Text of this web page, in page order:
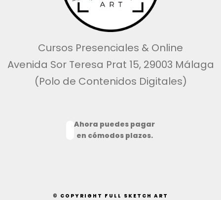
Cursos Presenciales & Online
Avenida Sor Teresa Prat 15, 29003 Málaga
(Polo de Contenidos Digitales)
Ahora puedes pagar
en cómodos plazos.
© COPYRIGHT FULL SKETCH ART